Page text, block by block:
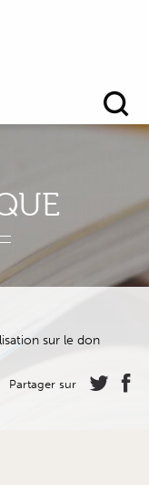
sur le don
Partager sur